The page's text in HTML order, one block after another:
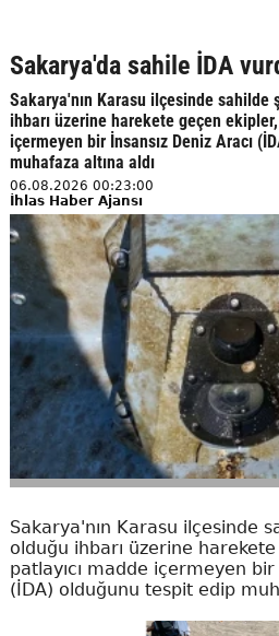
Sakarya'da sahile İDA
Sakarya'nın Karasu ilçesinde
ihbarı üzerine harekete geçen
içermeyen bir İnsansız Deniz Aracı
muhafaza altına aldı
06.08.2026 00:23:00
İhlas Haber Ajansı
Sakarya'nın Karasu ilçesinde
olduğu ihbarı üzerine
patlayıcı madde içermeyen bir
(İDA) olduğunu tespit edip